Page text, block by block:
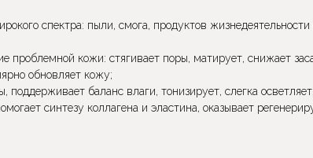
спектра: пыли, смога, продуктов
проблемной кожи: стягивает поры, матирует, снижает
обновляет кожу;
баланс влаги, тонизирует, слегка осветляет;
синтезу коллагена и эластина, оказывает